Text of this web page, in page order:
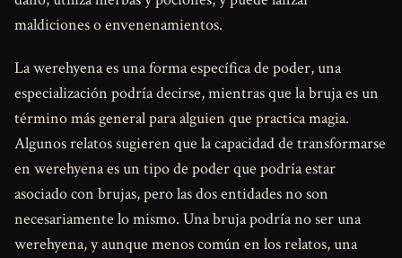
maldiciones o envenenamientos.
La werehyena es una forma específica de poder, una
especialización podría decirse, mientras que la bruja es un
término más general para alguien que practica magia.
Algunos relatos sugieren que la capacidad de transformarse
en werehyena es un tipo de poder que podría estar
asociado con brujas, pero las dos entidades no son
necesariamente lo mismo. Una bruja podría no ser una
werehyena, y aunque menos común en los relatos, una